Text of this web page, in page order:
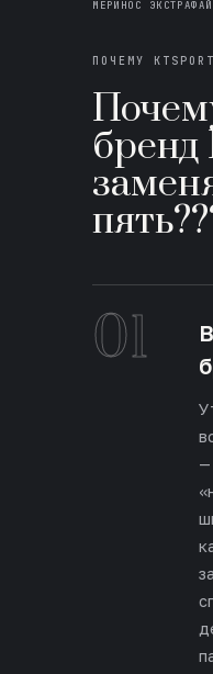
МЕРИНОС
ПОЧЕМУ KTSPORT
бренд
01
—